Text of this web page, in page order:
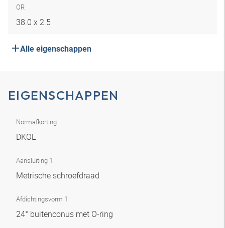
OR
38.0 x 2.5
Alle eigenschappen
EIGENSCHAPPEN
Normafkorting
DKOL
Aansluiting 1
Metrische schroefdraad
Afdichtingsvorm 1
24° buitenconus met O-ring